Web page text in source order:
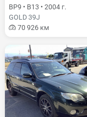
BP9 • B13 • 2004 г.
GOLD 39J
70 926 км